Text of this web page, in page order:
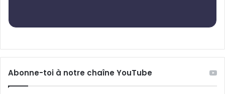
Abonne-toi à notre chaîne YouTube